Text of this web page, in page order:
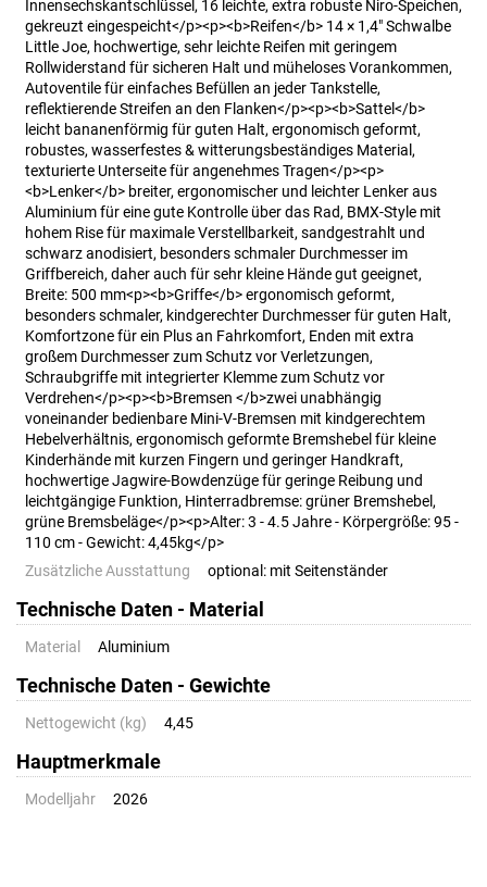
Innensechskantschlüssel, 16 leichte, extra robuste Niro-Speichen,
gekreuzt eingespeicht</p><p><b>Reifen</b> 14 × 1,4" Schwalbe
Little Joe, hochwertige, sehr leichte Reifen mit geringem
Rollwiderstand für sicheren Halt und müheloses Vorankommen,
Autoventile für einfaches Befüllen an jeder Tankstelle,
reflektierende Streifen an den Flanken</p><p><b>Sattel</b>
leicht bananenförmig für guten Halt, ergonomisch geformt,
robustes, wasserfestes & witterungsbeständiges Material,
texturierte Unterseite für angenehmes Tragen</p><p>
<b>Lenker</b> breiter, ergonomischer und leichter Lenker aus
Aluminium für eine gute Kontrolle über das Rad, BMX-Style mit
hohem Rise für maximale Verstellbarkeit, sandgestrahlt und
schwarz anodisiert, besonders schmaler Durchmesser im
Griffbereich, daher auch für sehr kleine Hände gut geeignet,
Breite: 500 mm<p><b>Griffe</b> ergonomisch geformt,
besonders schmaler, kindgerechter Durchmesser für guten Halt,
Komfortzone für ein Plus an Fahrkomfort, Enden mit extra
großem Durchmesser zum Schutz vor Verletzungen,
Schraubgriffe mit integrierter Klemme zum Schutz vor
Verdrehen</p><p><b>Bremsen </b>zwei unabhängig
voneinander bedienbare Mini-V-Bremsen mit kindgerechtem
Hebelverhältnis, ergonomisch geformte Bremshebel für kleine
Kinderhände mit kurzen Fingern und geringer Handkraft,
hochwertige Jagwire-Bowdenzüge für geringe Reibung und
leichtgängige Funktion, Hinterradbremse: grüner Bremshebel,
grüne Bremsbeläge</p><p>Alter: 3 - 4.5 Jahre - Körpergröße: 95 -
110 cm - Gewicht: 4,45kg</p>
Zusätzliche Ausstattung
optional: mit Seitenständer
Technische Daten - Material
Material Aluminium
Technische Daten - Gewichte
Nettogewicht (kg) 4,45
Hauptmerkmale
Modelljahr 2026